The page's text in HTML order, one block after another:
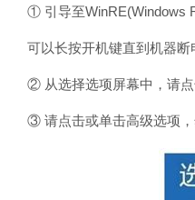
① 引导至WinRE(Windows
可以长按开机键直到机器断
② 从选择选项屏幕中，请点
③ 请点击或单击高级选项，